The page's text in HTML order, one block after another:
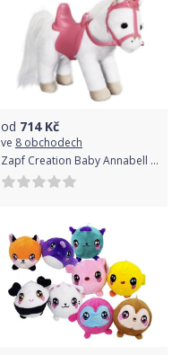
od 714Kč
ve 8 obchodech
Zapf Creation Baby Annabell Little Sweet Poník 36 cm